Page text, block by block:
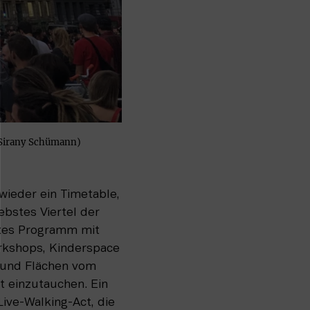
Schümann)
ein Timetable,
Viertel der
Programm mit
Kinderspace
Flächen vom
einzutauchen. Ein
Walking-Act, die